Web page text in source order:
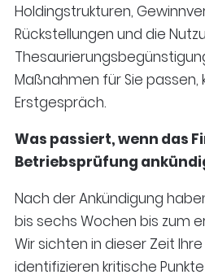
Holdingstrukturen,
Rückstellungen und die
Maßnahmen für Sie passen,
Erstgespräch.
Was passiert, wenn das
Betriebsprüfung
Nach der Ankündigung
bis sechs Wochen bis zum
Wir sichten in dieser Zeit
identifizieren kritische